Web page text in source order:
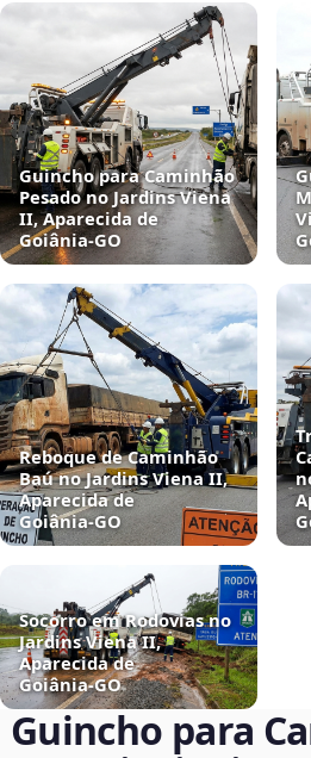
Guincho para Caminhão
Pesado no Jardins Viena
II, Aparecida de
Goiânia‑GO
Reboque de Caminhão
Baú no Jardins Viena II,
Aparecida de
Goiânia‑GO
Socorro em Rodovias no
Jardins Viena II,
Aparecida de
Goiânia‑GO
Guincho para